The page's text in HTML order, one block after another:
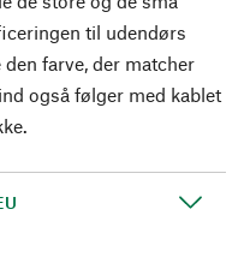
til udendørs
farve, der matcher
også følger med kablet